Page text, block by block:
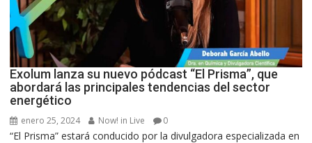
Exolum lanza su nuevo pódcast “El Prisma”, que
abordará las principales tendencias del sector
energético
enero 25, 2024 Now! in Live 0
“El Prisma” estará conducido por la divulgadora especializada en